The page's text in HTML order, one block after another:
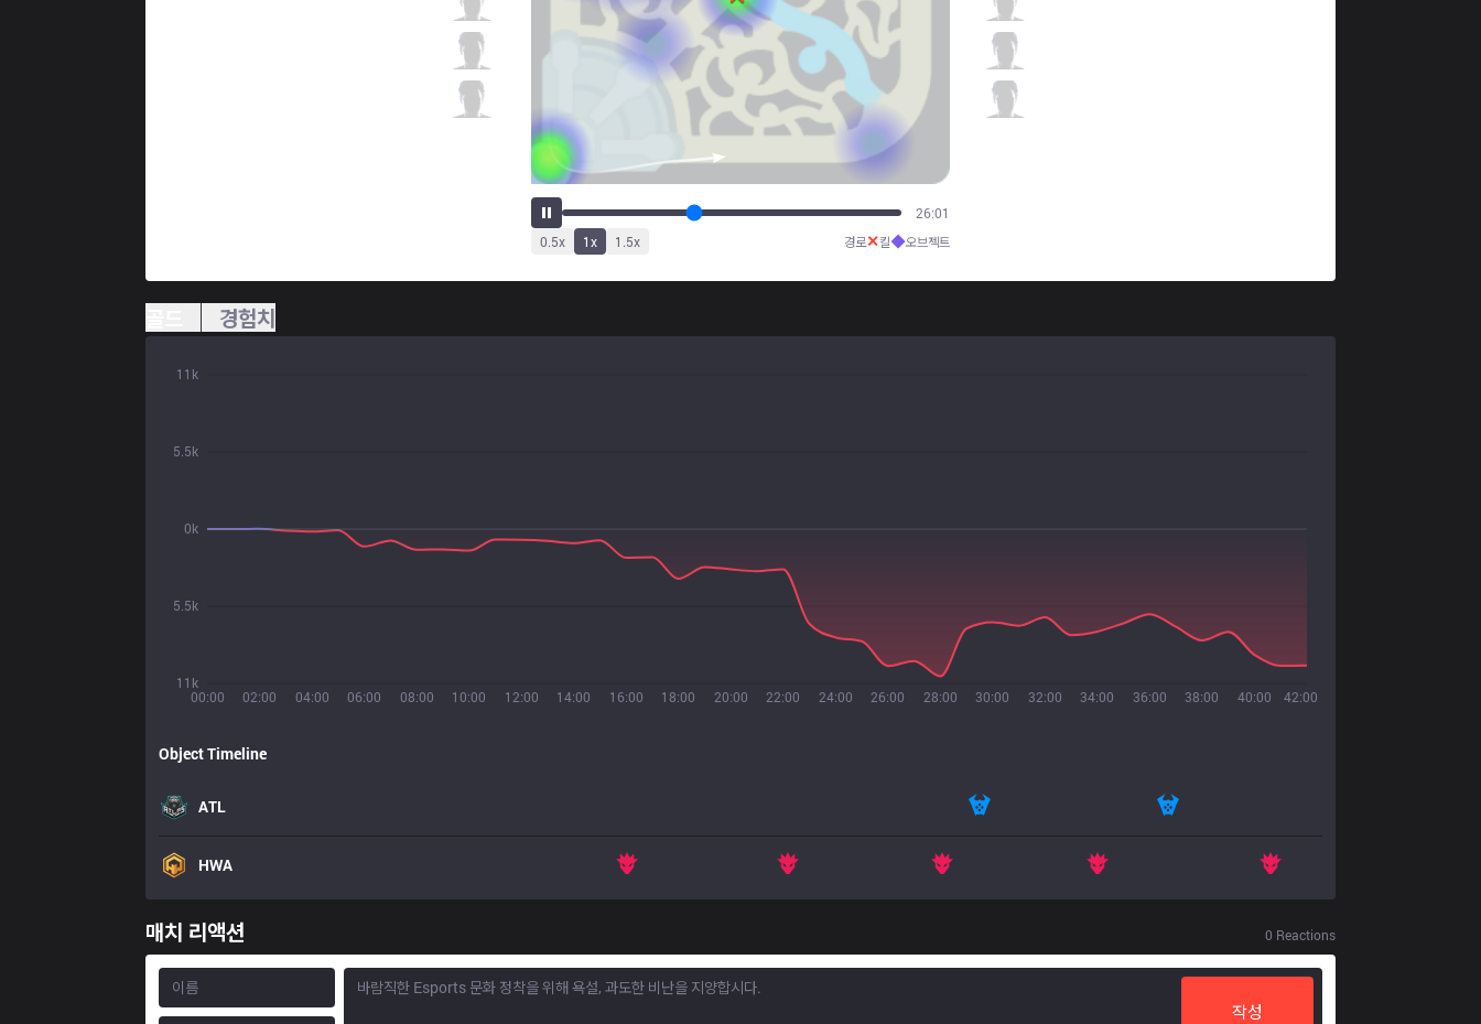
32:21
0.5x 1x 1.5x 경로✕킬◆오브젝트
경험치
00:00 02:00 04:00 06:00 08:00 10:00 12:00 14:00 16:00 18:00 20:00 22:00 24:00 26:00 28:00 30:00 32:00 34:00 36:00 38:00 40:00 42:00
11k
5.5k
0k
5.5k
11k
Object Timeline
ATL
HWA
매치 리액션 0 Reactions
작성